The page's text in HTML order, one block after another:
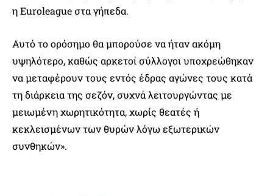
η Euroleague στα γήπεδα.
Αυτό το ορόσημο θα μπορούσε να ήταν ακόμη
υψηλότερο, καθώς αρκετοί σύλλογοι υποχρεώθηκαν
να μεταφέρουν τους εντός έδρας αγώνες τους κατά
τη διάρκεια της σεζόν, συχνά λειτουργώντας με
μειωμένη χωρητικότητα, χωρίς θεατές ή
κεκλεισμένων των θυρών λόγω εξωτερικών
συνθηκών».